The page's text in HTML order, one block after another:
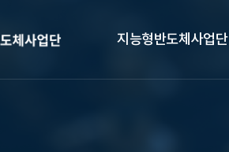
지능형반도체사업단